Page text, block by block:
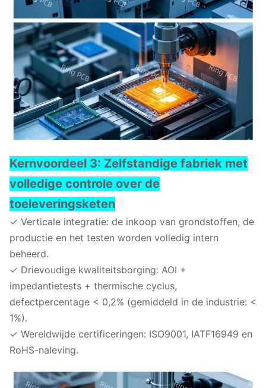
Kernvoordeel 3: Zelfstandige fabriek met
volledige controle over de
toeleveringsketen
✓ Verticale integratie: de inkoop van grondstoffen, de
productie en het testen worden volledig intern
beheerd.
✓ Drievoudige kwaliteitsborging: AOI +
impedantietests + thermische cyclus,
defectpercentage < 0,2% (gemiddeld in de industrie: <
1%).
✓ Wereldwijde certificeringen: ISO9001, IATF16949 en
RoHS-naleving.